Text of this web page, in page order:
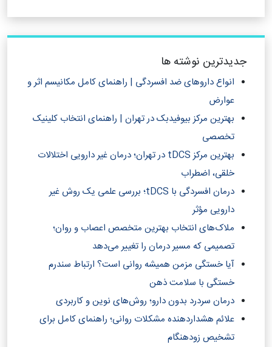
جدیدترین نوشته ها
انواع داروهای ضد افسردگی | راهنمای کامل مکانیسم اثر و
عوارض
بهترین مرکز بیوفیدبک در تهران | راهنمای انتخاب کلینیک
تخصصی
بهترین مرکز tDCS در تهران؛ درمان غیر دارویی اختلالات
خلقی، اضطراب
درمان افسردگی با tDCS؛ بررسی علمی یک روش غیر
دارویی مؤثر
ملاک‌های انتخاب بهترین متخصص اعصاب و روان؛
تصمیمی که مسیر درمان را تغییر می‌دهد
آیا خستگی مزمن همیشه روانی است؟ ارتباط سندرم
خستگی با سلامت ذهن
درمان سردرد بدون دارو؛ روش‌های نوین و کاربردی
علائم هشداردهنده مشکلات روانی؛ راهنمای کامل برای
تشخیص زودهنگام